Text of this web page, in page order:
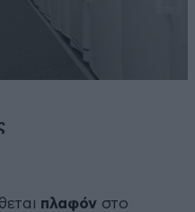
πλαφόν στο